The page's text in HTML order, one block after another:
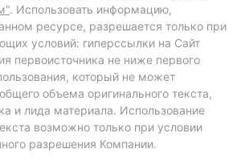
. Использовать информацию,
ресурсе, разрешается только при
условий: гиперссылки на Сайт
первоисточника не ниже первого
который не может
объема оригинального текста,
и лида материала. Использование
возможно только при условии
разрешения Компании.